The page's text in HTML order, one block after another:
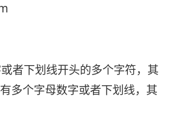
者下划线开头的多个字符，其
多个字母数字或者下划线，其